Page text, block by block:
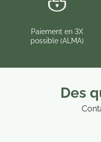
Paiement en 3X
possible (ALMA)
Des